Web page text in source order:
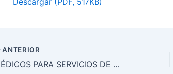
Descargar (PDF, 517KB)
ANTERIOR
MÉDICOS PARA SERVICIOS DE URGENCIA EN ANDALUCÍA